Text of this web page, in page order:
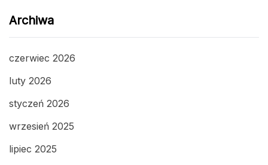
Archiwa
czerwiec 2026
luty 2026
styczeń 2026
wrzesień 2025
lipiec 2025